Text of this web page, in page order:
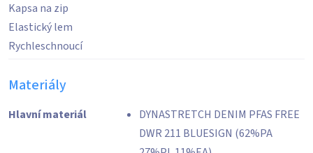
Kapsa na zip
Elastický lem
Rychleschnoucí
Materiály
Hlavní materiál
DYNASTRETCH DENIM PFAS FREE
DWR 211 BLUESIGN (62%PA